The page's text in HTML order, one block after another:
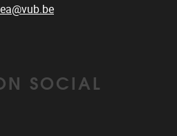
SOCIAL